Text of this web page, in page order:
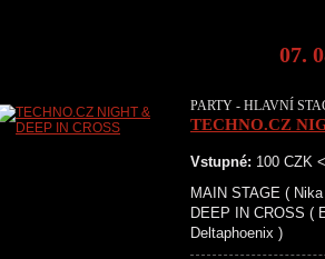
07.
PARTY - HLAVNÍ
TECHNO.CZ
Vstupné: 100 CZK
MAIN STAGE (
DEEP IN CROSS (
Deltaphoenix )